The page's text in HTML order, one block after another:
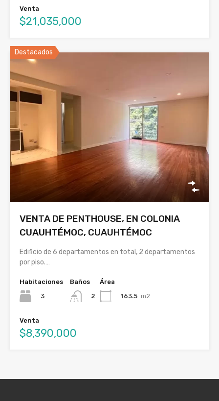
Venta
$21,035,000
Destacados
VENTA DE PENTHOUSE, EN COLONIA
CUAUHTÉMOC, CUAUHTÉMOC
Edificio de 6 departamentos en total, 2 departamentos
por piso.…
Habitaciones
3
Baños
2
Área
163.5 m2
Venta
$8,390,000